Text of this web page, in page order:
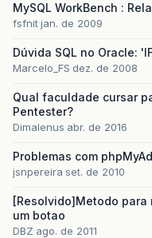
MySQL WorkBench :
fsfnitjan. de 2009
Dúvida SQL no Oracle:
Marcelo_FS dez. de 2008
Qual faculdade cursar
Pentester?
Dimalenus abr. de 2016
Problemas com
jsnpereira set. de 2010
[Resolvido]Metodo para
um botao
DBZ ago. de 2011